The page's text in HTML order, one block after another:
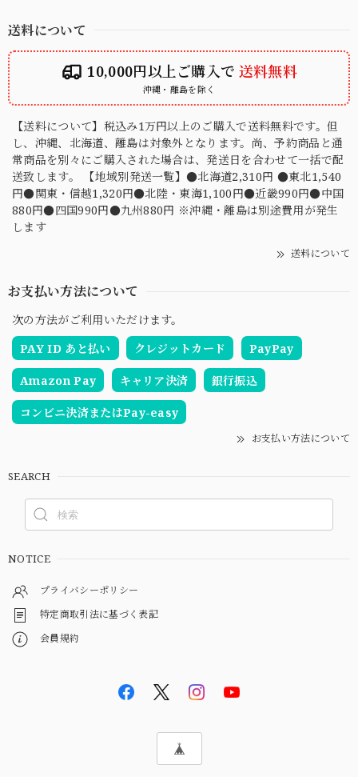
送料について
10,000円以上ご購入で 送料無料
沖縄・離島を除く
【送料について】税込み1万円以上のご購入で送料無料です。但
し、沖縄、北海道、離島は対象外となります。尚、予約商品と通
常商品を別々にご購入された場合は、発送日を合わせて一括で配
送致します。 【地域別発送一覧】●北海道2,310円 ●東北1,540
円●関東・信越1,320円●北陸・東海1,100円●近畿990円●中国
880円●四国990円●九州880円 ※沖縄・離島は別途費用が発生
します
送料について
お支払い方法について
次の方法がご利用いただけます。
PAY ID あと払い
クレジットカード PayPay
Amazon Pay キャリア決済 銀行振込
コンビニ決済またはPay-easy
お支払い方法について
SEARCH
NOTICE
プライバシーポリシー
特定商取引法に基づく表記
会員規約